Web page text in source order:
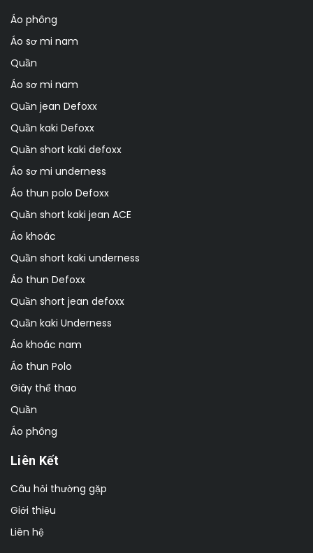
Áo phông
Áo sơ mi nam
Quần
Áo sơ mi nam
Quần jean Defoxx
Quần kaki Defoxx
Quần short kaki defoxx
Áo sơ mi underness
Áo thun polo Defoxx
Quần short kaki jean ACE
Áo khoác
Quần short kaki underness
Áo thun Defoxx
Quần short jean defoxx
Quần kaki Underness
Áo khoác nam
Áo thun Polo
Giày thể thao
Quần
Áo phông
Liên Kết
Câu hỏi thường gặp
Giới thiệu
Liên hệ